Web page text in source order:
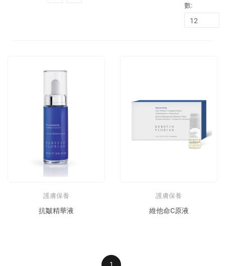
數:
護膚保養
抗皺精華液
護膚保養
維他命C原液